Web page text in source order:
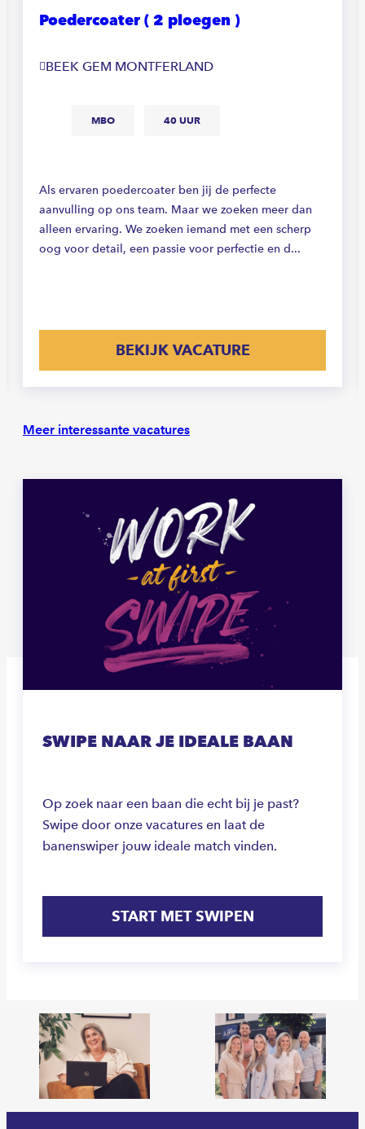
Poedercoater ( 2 ploegen )
BEEK GEM MONTFERLAND
MBO 40 UUR
Als ervaren poedercoater ben jij de perfecte
aanvulling op ons team. Maar we zoeken meer dan
alleen ervaring. We zoeken iemand met een scherp
oog voor detail, een passie voor perfectie en d...
BEKIJK VACATURE
Meer interessante vacatures
SWIPE NAAR JE IDEALE BAAN
Op zoek naar een baan die echt bij je past?
Swipe door onze vacatures en laat de
banenswiper jouw ideale match vinden.
START MET SWIPEN